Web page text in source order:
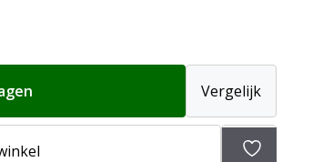
Vergelijk